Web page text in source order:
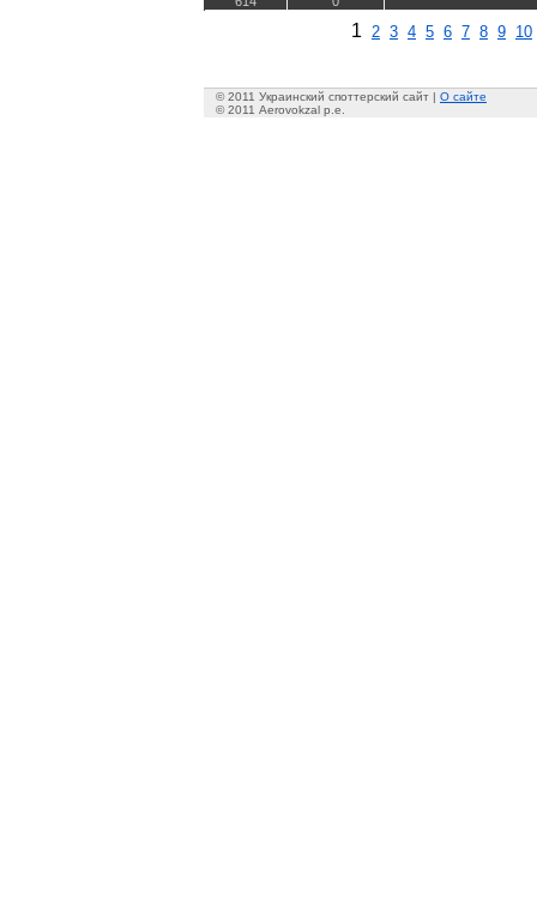
1 2 3 4 5 6 7 8 9 10
© 2011 Украинский споттерский сайт | О сайте
© 2011 Aerovokzal p.e.